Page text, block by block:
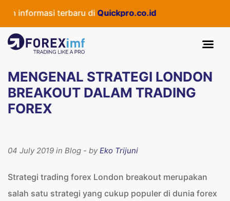
terbaru diQuickpro.co.id
MENGENAL STRATEGI LONDON
BREAKOUT DALAM TRADING
FOREX
04 July 2019 in Blog - byEko Trijuni
Strategi trading forex London breakout merupakan
salah satu strategi yang cukup populer di dunia forex